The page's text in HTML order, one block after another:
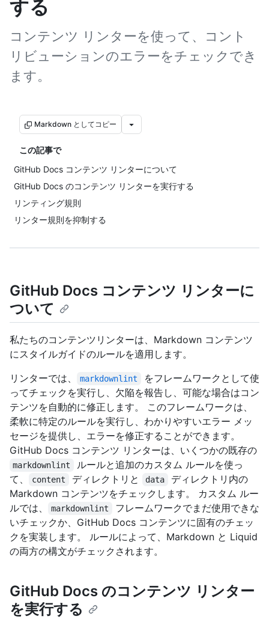
する
コンテンツ リンターを使って、コント
リビューションのエラーをチェックでき
ます。
Markdown としてコピー
この記事で
GitHub Docs コンテンツ リンターについて
GitHub Docs のコンテンツ リンターを実行する
リンティング規則
リンター規則を抑制する
GitHub Docs コンテンツ リンターに
ついて
私たちのコンテンツリンターは、Markdown コンテンツ
にスタイルガイドのルールを適用します。
リンターでは、
markdownlint
をフレームワークとして使
ってチェックを実行し、欠陥を報告し、可能な場合はコン
テンツを自動的に修正します。 このフレームワークは、
柔軟に特定のルールを実行し、わかりやすいエラー メッ
セージを提供し、エラーを修正することができます。
GitHub Docs コンテンツ リンターは、いくつかの既存の
markdownlint
ルールと追加のカスタム ルールを使っ
て、
content ディレクトリと data
ディレクトリ内の
Markdown コンテンツをチェックします。 カスタム ルー
ルでは、
markdownlint
フレームワークでまだ使用できな
いチェックか、GitHub Docs コンテンツに固有のチェッ
クを実装します。 ルールによって、Markdown と Liquid
の両方の構文がチェックされます。
GitHub Docs のコンテンツ リンター
を実行する